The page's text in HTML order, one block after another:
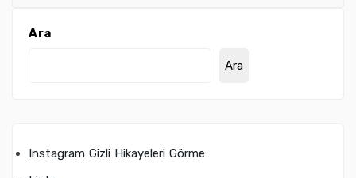
Ara
Ara
Instagram Gizli Hikayeleri Görme